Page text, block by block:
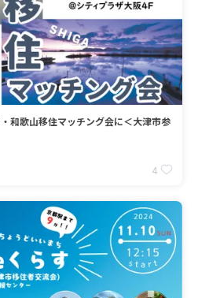
和歌山移住マッチング会に＜大津市参
4